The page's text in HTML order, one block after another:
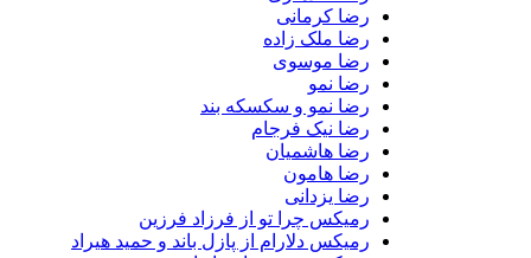
رضا کرمانی
رضا ملک زاده
رضا موسوی
رضا نمو
رضا نمو و سکسکه بند
رضا نیک فرجام
رضا هاشمیان
رضا هامون
رضا یزدانی
رمیکس چرا تو از فرزاد فرزین
رمیکس دلارام از پازل باند و حمید هیراد